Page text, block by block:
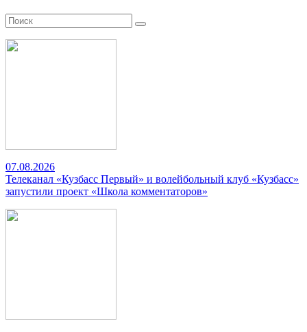
07.08.2026
Телеканал «Кузбасс Первый» и волейбольный клуб «Кузбасс»
запустили проект «Школа комментаторов»